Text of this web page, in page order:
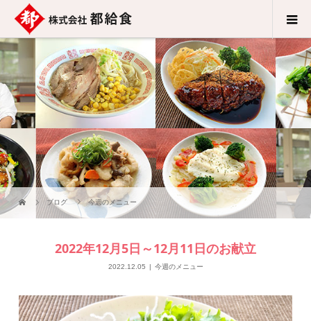
ブログ 今週のメニュー
2022年12月5日～12月11日のお献立
2022.12.05 今週のメニュー